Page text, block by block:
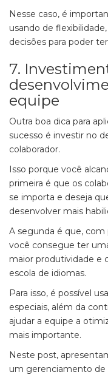
Nesse caso, é
usando de
decisões para poder
7.
equipe
Outra boa dica para
sucesso é investir no
colaborador.
Isso porque você
primeira é que os
se importa e deseja
desenvolver mais
A segunda é que, com
você consegue ter
maior produtividade e
escola de idiomas.
Para isso, é possível
especiais, além da
ajudar a equipe a
mais importante.
Neste post,
um gerenciamento de